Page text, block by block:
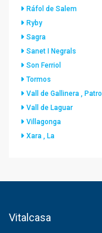
Ráfol de Salem
Ryby
Sagra
Sanet I Negrals
Son Ferriol
Tormos
Vall de Gallinera , Patro
Vall de Laguar
Villagonga
Xara , La
Vitalcasa